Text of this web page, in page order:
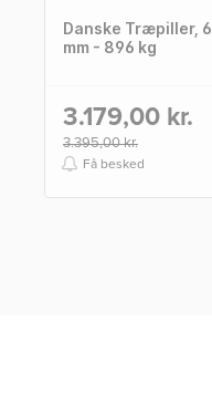
Danske Træpiller, 6
mm - 896 kg
3.179,00 kr.
3.395,00 kr.
Få besked